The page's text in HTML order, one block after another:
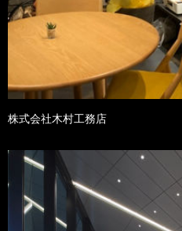
株式会社木村工務店